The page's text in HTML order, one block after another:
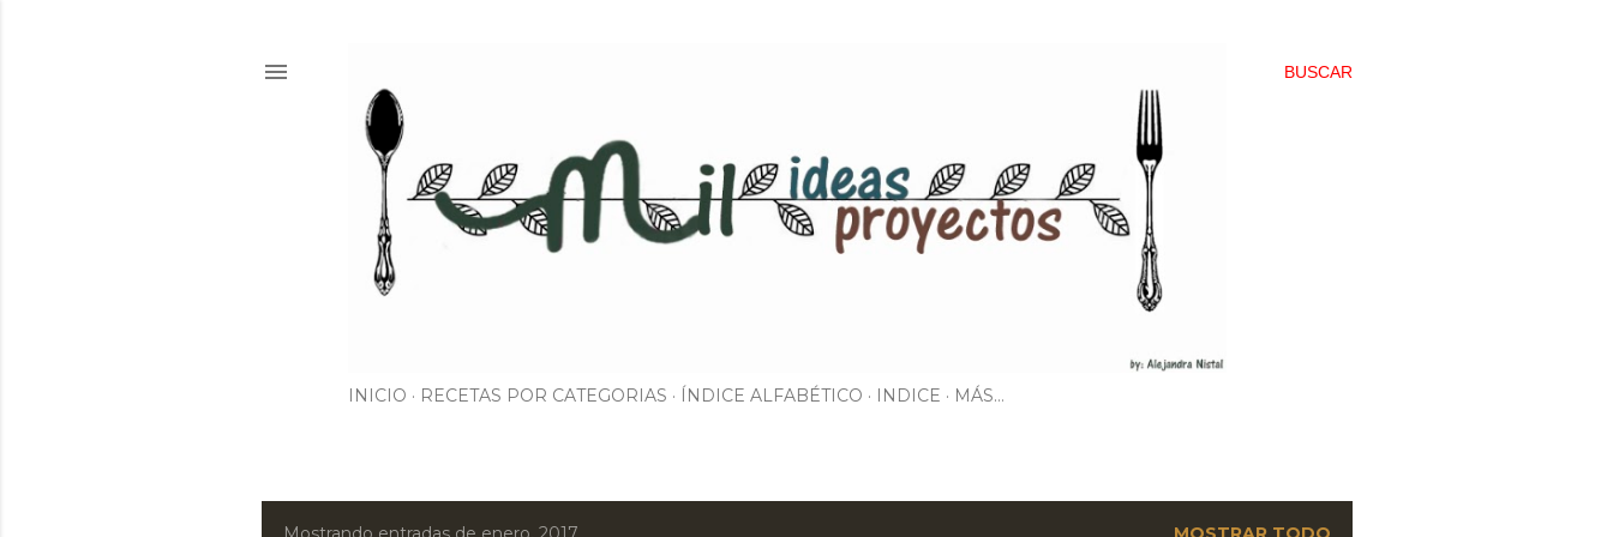
BUSCAR
INICIO RECETAS POR CATEGORIAS ÍNDICE ALFABÉTICO INDICE MÁS…